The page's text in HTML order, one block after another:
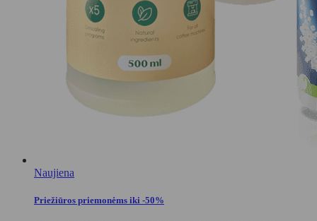
Naujiena
Priežiūros priemonėms iki -50%